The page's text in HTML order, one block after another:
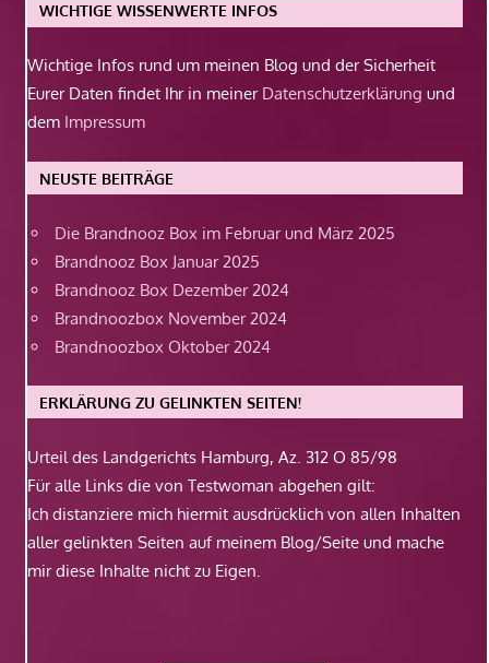
WICHTIGE WISSENWERTE INFOS
Wichtige Infos rund um meinen Blog und der Sicherheit
Eurer Daten findet Ihr in meiner Datenschutzerklärung und
dem Impressum
NEUSTE BEITRÄGE
Die Brandnooz Box im Februar und März 2025
Brandnooz Box Januar 2025
Brandnooz Box Dezember 2024
Brandnoozbox November 2024
Brandnoozbox Oktober 2024
ERKLÄRUNG ZU GELINKTEN SEITEN!
Urteil des Landgerichts Hamburg, Az. 312 O 85/98
Für alle Links die von Testwoman abgehen gilt:
Ich distanziere mich hiermit ausdrücklich von allen Inhalten
aller gelinkten Seiten auf meinem Blog/Seite und mache
mir diese Inhalte nicht zu Eigen.